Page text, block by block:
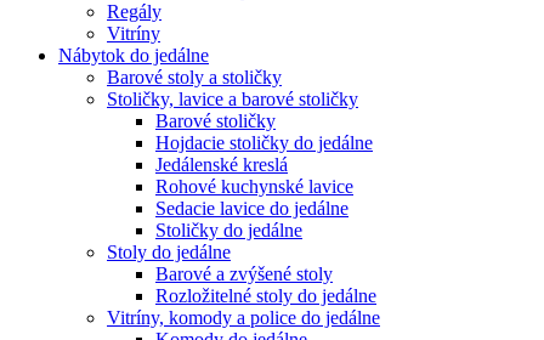
Regály
Vitríny
Nábytok do jedálne
Barové stoly a stoličky
Stoličky, lavice a barové stoličky
Barové stoličky
Hojdacie stoličky do jedálne
Jedálenské kreslá
Rohové kuchynské lavice
Sedacie lavice do jedálne
Stoličky do jedálne
Stoly do jedálne
Barové a zvýšené stoly
Rozložitelné stoly do jedálne
Vitríny, komody a police do jedálne